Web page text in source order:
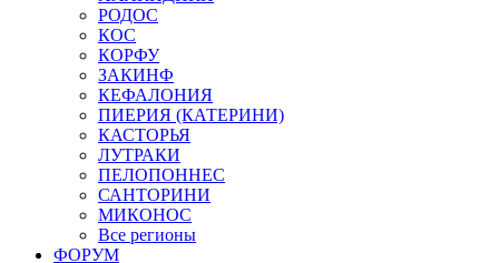
РОДОС
КОС
КОРФУ
ЗАКИНФ
КЕФАЛОНИЯ
ПИЕРИЯ (КАТЕРИНИ)
КАСТОРЬЯ
ЛУТРАКИ
ПЕЛОПОННЕС
САНТОРИНИ
МИКОНОС
Все регионы
ФОРУМ